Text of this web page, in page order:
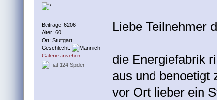
Beiträge: 6206
Alter: 60
Ort: Stuttgart
Geschlecht:
Galerie ansehen
Liebe Teilnehmer
die Energiefabrik
aus und benoetigt
vor Ort lieber ein